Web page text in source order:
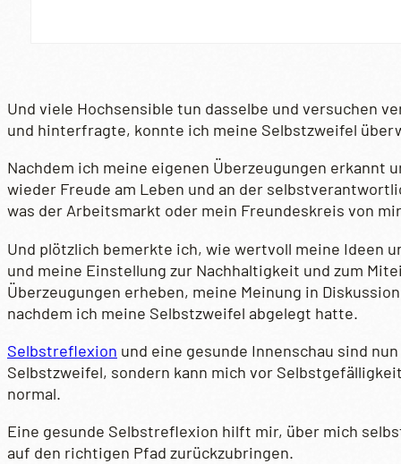
Und viele Hochsensible tun dasselbe und versuchen
und hinterfragte, konnte ich meine Selbstzweifel
Nachdem ich meine eigenen Überzeugungen
wieder Freude am Leben und an der
was der Arbeitsmarkt oder mein Freundeskreis von
Und plötzlich bemerkte ich, wie wertvoll meine Ideen
und meine Einstellung zur Nachhaltigkeit und zum
Überzeugungen erheben, meine Meinung in
nachdem ich meine Selbstzweifel abgelegt hatte.
Selbstreflexion und eine gesunde Innenschau sind
Selbstzweifel, sondern kann mich vor
normal.
Eine gesunde Selbstreflexion hilft mir, über mich
auf den richtigen Pfad zurückzubringen.